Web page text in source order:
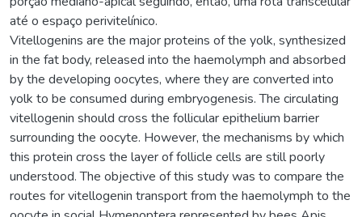
até o espaço perivitelínico.
Vitellogenins are the major proteins of the yolk, synthesized
in the fat body, released into the haemolymph and absorbed
by the developing oocytes, where they are converted into
yolk to be consumed during embryogenesis. The circulating
vitellogenin should cross the follicular epithelium barrier
surrounding the oocyte. However, the mechanisms by which
this protein cross the layer of follicle cells are still poorly
understood. The objective of this study was to compare the
routes for vitellogenin transport from the haemolymph to the